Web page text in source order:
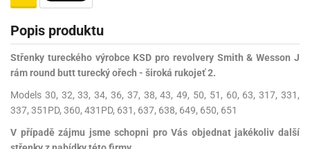
Popis produktu
Střenky tureckého výrobce KSD pro revolvery Smith & Wesson J
rám round butt turecký ořech - široká rukojeť 2.
Models 30, 32, 33, 34, 36, 37, 38, 43, 49, 50, 51, 60, 63, 317, 331,
337, 351PD, 360, 431PD, 631, 637, 638, 649, 650, 651
V případě zájmu jsme schopni pro Vás objednat jakékoliv další